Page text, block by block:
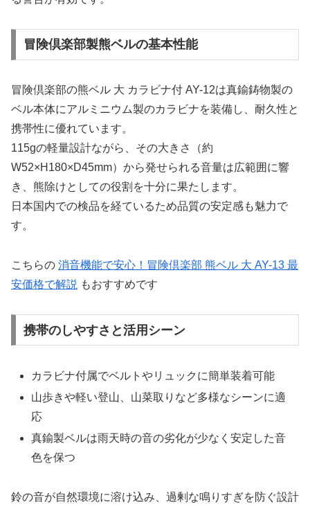
冒険倶楽部製熊ベルの基本性能
冒険倶楽部の熊ベル 大 カラビナ付 AY-12は真鍮鋳物製の
ベル本体にアルミニウム製のカラビナを装備し、耐久性と
携帯性に優れています。
115gの軽量設計ながら、その大きさ（約
W52×H180×D45mm）から発せられる音量は広範囲に響
き、熊除けとしての役割を十分に果たします。
日本国内での検品を経ているため品質の安定感も魅力で
す。
こちらの 消音機能で安心！冒険倶楽部 熊ベル 大 AY-13 最
安価格で解説 もおすすめです
携帯のしやすさと活用シーン
カラビナ付属でベルトやリュックに簡単装着可能
山歩きや軽い登山、山菜取りなど多様なシーンに適
応
真鍮製ベルは雨天時の音の劣化が少なく安定した音
色を保つ
鈴の音が自然環境に溶け込み、過剰な鳴りすぎを防ぐ設計